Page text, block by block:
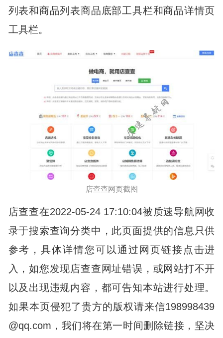
列表和商品列表商品底部工具栏和商品详情页
工具栏。
店查查网页截图
店查查在2022-05-24 17:10:04被质速导航网收
录于搜索查询分类中，此页面提供的信息只供
参考，具体详情您可以通过网页链接点击进
入，如您发现店查查网址错误，或网站打不开
以及出现违规内容，都可告知本站进行处理。
如果本页侵犯了贵方的版权请来信198998439
@qq.com，我们将在第一时间删除链接，坚决